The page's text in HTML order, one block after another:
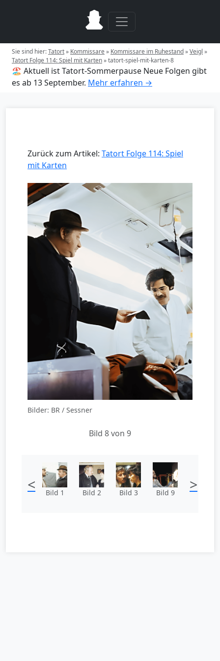
Sie sind hier:Tatort» Kommissare» Kommissare im Ruhestand»Veigl »
Tatort Folge 114: Spiel mit Karten»tatort-spiel-mit-karten-8
🏖️ Aktuell ist Tatort-Sommerpause Neue Folgen gibt
es ab 13 September. Mehr erfahren →
Zurück zum Artikel: Tatort Folge 114: Spiel
mit Karten
Bilder: BR / Sessner
Bild 8 von 9
< Bild 1 Bild 2 Bild 3 Bild 9 >